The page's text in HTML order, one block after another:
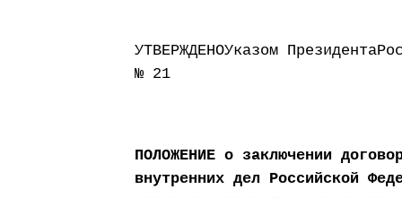
УТВЕРЖДЕНОУказом
№ 21
ПОЛОЖЕНИЕ о заключении
внутренних дел Российской